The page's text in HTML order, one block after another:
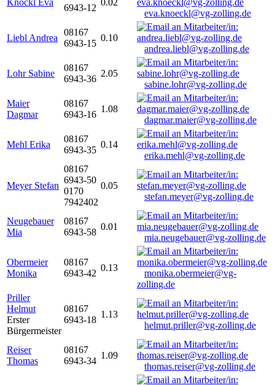
Knöckl Eva
6943-12
0.02
eva.knoeckl@vg-zolling.de
Liebl Andrea
08167
6943-15
0.10
andrea.liebl@vg-zolling.de
Lohr Sabine
08167
6943-36
2.05
sabine.lohr@vg-zolling.de
Maier
Dagmar
08167
6943-16
1.08
dagmar.maier@vg-zolling.de
Mehl Erika
08167
6943-35
0.14
erika.mehl@vg-zolling.de
Meyer Stefan
08167
6943-50
0170
7942402
0.05
stefan.meyer@vg-zolling.de
Neugebauer
Mia
08167
6943-58
0.01
mia.neugebauer@vg-zolling.de
Obermeier
Monika
08167
6943-42
0.13
monika.obermeier@vg-
zolling.de
Priller
Helmut
Erster
Bürgermeister
08167
6943-18
1.13
helmut.priller@vg-zolling.de
Reiser
Thomas
08167
6943-34
1.09
thomas.reiser@vg-zolling.de